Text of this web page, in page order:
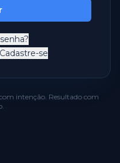
Cadastre-se
intenção. Resultado com